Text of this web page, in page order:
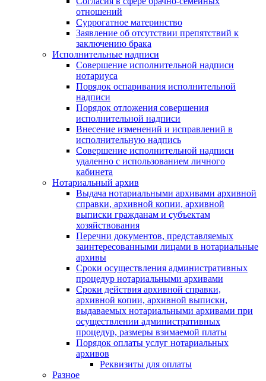
отношений
Суррогатное материнство
Заявление об отсутствии препятствий к
заключению брака
Исполнительные надписи
Совершение исполнительной надписи
нотариуса
Порядок оспаривания исполнительной
надписи
Порядок отложения совершения
исполнительной надписи
Внесение изменений и исправлений в
исполнительную надпись
Совершение исполнительной надписи
удаленно с использованием личного
кабинета
Нотариальный архив
Выдача нотариальными архивами архивной
справки, архивной копии, архивной
выписки гражданам и субъектам
хозяйствования
Перечни документов, представляемых
заинтересованными лицами в нотариальные
архивы
Сроки осуществления административных
процедур нотариальными архивами
Сроки действия архивной справки,
архивной копии, архивной выписки,
выдаваемых нотариальными архивами при
осуществлении административных
процедур, размеры взимаемой платы
Порядок оплаты услуг нотариальных
архивов
Реквизиты для оплаты
Разное